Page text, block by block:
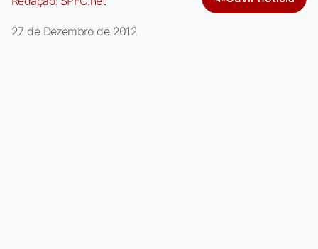
27 de Dezembro de 2012